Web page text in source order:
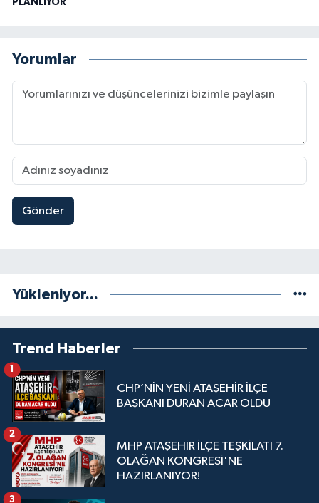
PLANLIYOR"
Yorumlar
Gönder
Yükleniyor...
Trend Haberler
CHP’NİN YENİ ATAŞEHİR İLÇE
BAŞKANI DURAN ACAR OLDU
MHP ATAŞEHİR İLÇE TEŞKİLATI 7.
OLAĞAN KONGRESİ'NE
HAZIRLANIYOR!
2
3